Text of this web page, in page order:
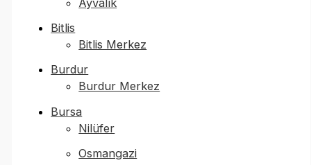
Bitlis
Bitlis Merkez
Burdur
Burdur Merkez
Bursa
Nilüfer
Osmangazi